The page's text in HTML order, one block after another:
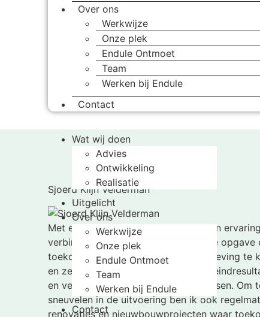
Over ons
Werkwijze
Onze plek
Endule Ontmoet
Team
Werken bij Endule
Contact
Wat wij doen
Advies
Ontwikkeling
Realisatie
Uitgelicht
Over ons
Werkwijze
Onze plek
Endule Ontmoet
Team
Werken bij Endule
Contact
Sjoerd Klijn Velderman
Met een bouwkundige achtergrond en
verbinding te maken tussen sectorale opgave
toekomstbestendige gebouwde omgeving te
en zet ik in op de hefbomen die dat
en vertaal ik naar de primaire processen.
sneuvelen in de uitvoering ben ik ook
renovaties en nieuwbouwprojecten waar